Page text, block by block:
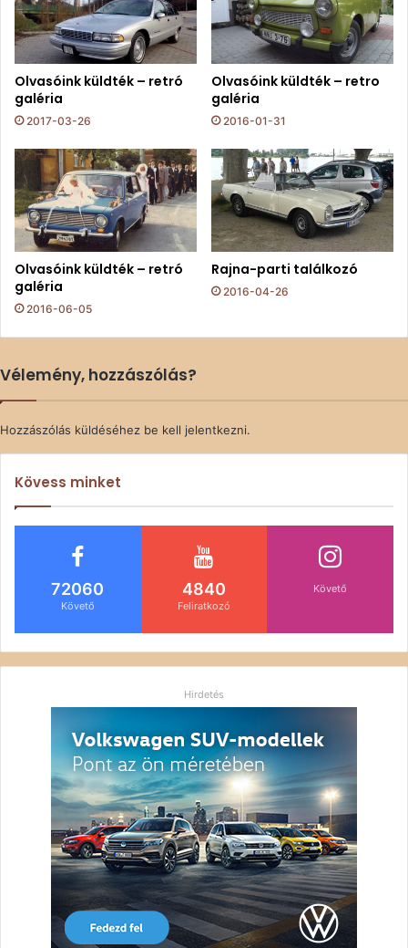
Olvasóink küldték – retró
galéria
2017-03-26
Olvasóink küldték – retro
galéria
2016-01-31
Olvasóink küldték – retró
galéria
2016-06-05
Rajna-parti találkozó
2016-04-26
Vélemény, hozzászólás?
Hozzászólás küldéséhez be kell jelentkezni.
Kövess minket
72060
Követő
4840
Feliratkozó
Követő
Hirdetés